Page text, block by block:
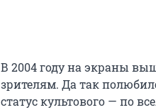
В 2004 году на экраны
зрителям. Да так
статус культового — по